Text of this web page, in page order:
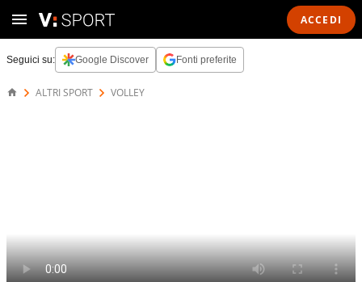
ACCEDI
Seguici su: Google Discover Fonti preferite
ALTRI SPORT VOLLEY